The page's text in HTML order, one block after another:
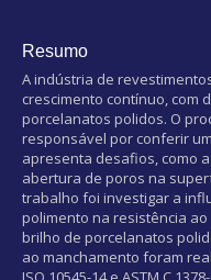
Resumo
A indústria de
crescimento contínuo, com
porcelanatos polidos. O
responsável por conferir
apresenta desafios, como
abertura de poros na
trabalho foi investigar a
polimento na resistência
brilho de porcelanatos
ao manchamento foram